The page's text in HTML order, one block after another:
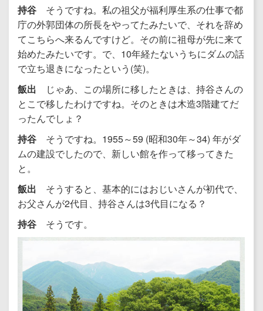
持谷 そうですね。私の祖父が福利厚生系の仕事で都
庁の外郭団体の所長をやってたみたいで、それを辞め
てこちらへ来るんですけど。その前に祖母が先に来て
始めたみたいです。で、10年経たないうちにダムの話
で立ち退きになったという(笑)。
飯出 じゃあ、この場所に移したときは、持谷さんの
とこで移したわけですね。そのときは木造3階建てだ
ったんでしょ？
持谷 そうですね。1955～59 (昭和30年～34) 年がダ
ムの建設でしたので、新しい館を作って移ってきた
と。
飯出 そうすると、基本的にはおじいさんが初代で、
お父さんが2代目、持谷さんは3代目になる？
持谷 そうです。